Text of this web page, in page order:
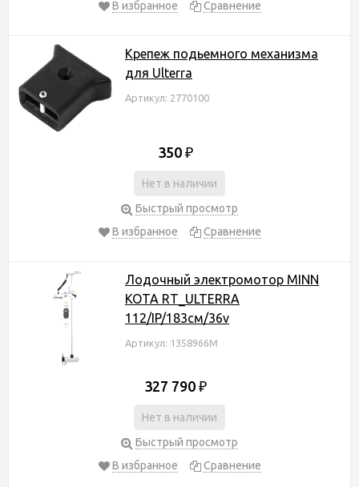
В избранное
Сравнение
Крепеж подьемного механизма
для Ulterra
Артикул: 2770100
350 ₽
Нет в наличии
Быстрый просмотр
В избранное
Сравнение
Лодочный электромотор MINN
KOTA RT_ULTERRA
112/IP/183см/36v
Артикул: 1358966M
327 790 ₽
Нет в наличии
Быстрый просмотр
В избранное
Сравнение